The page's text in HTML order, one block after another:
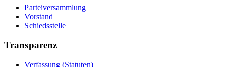
Parteiversammlung
Vorstand
Schiedsstelle
Transparenz
Verfassung (Statuten)